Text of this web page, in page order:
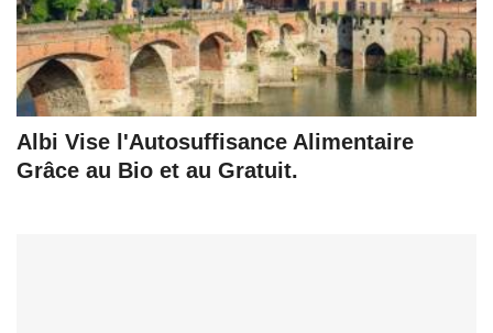
Albi Vise l'Autosuffisance Alimentaire
Grâce au Bio et au Gratuit.